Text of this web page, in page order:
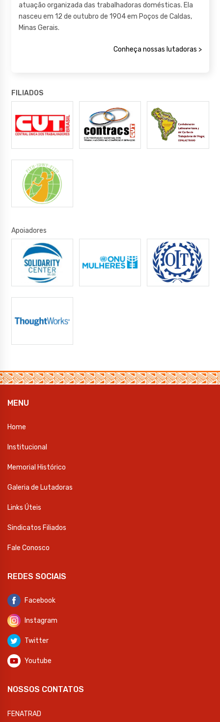
atuação organizada das trabalhadoras domésticas. Ela
nasceu em 12 de outubro de 1904 em Poços de Caldas,
Minas Gerais.
Conheça nossas lutadoras >
FILIADOS
Apoiadores
MENU
Home
Institucional
Memorial Histórico
Galeria de Lutadoras
Links Úteis
Sindicatos Filiados
Fale Conosco
REDES SOCIAIS
Facebook
Instagram
Twitter
Youtube
NOSSOS CONTATOS
FENATRAD